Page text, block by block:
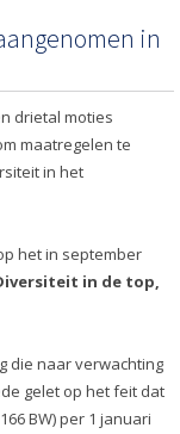
in
drietal moties
maatregelen te
in het
het in september
in de top,
die naar verwachting
gelet op het feit dat
BW) per 1 januari